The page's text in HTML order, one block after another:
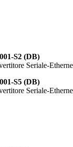
S2 (DB)
Seriale-
S5 (DB)
Seriale-